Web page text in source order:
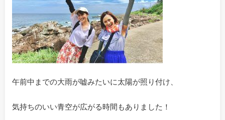
午前中までの大雨が嘘みたいに太陽が照り付け、
気持ちのいい青空が広がる時間もありました！